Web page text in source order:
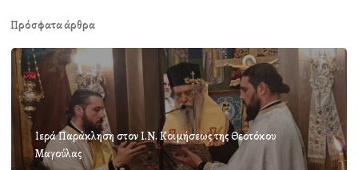
Πρόσφατα άρθρα
Ιερά Παράκληση στον Ι.Ν. Κοιμήσεως της Θεοτόκου
Μαγούλας